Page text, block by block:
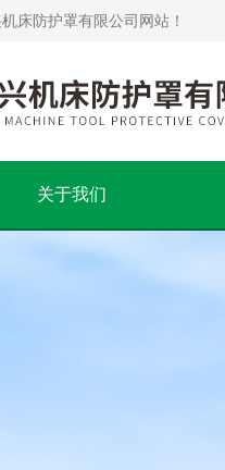
床防护罩有限公司网站！
关于我们